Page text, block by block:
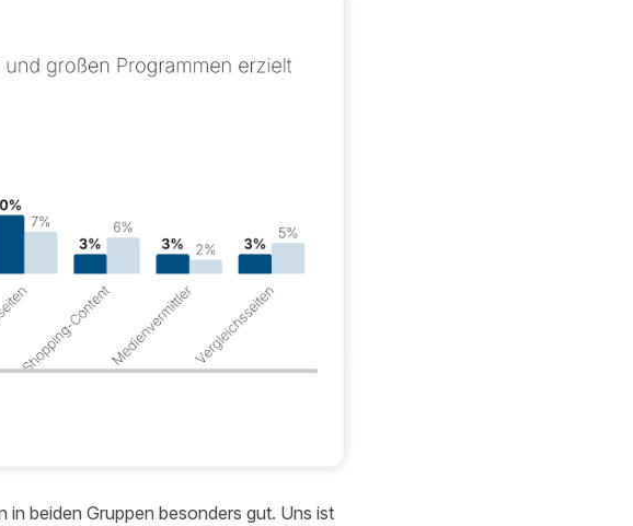
beiden Gruppen besonders gut. Uns ist